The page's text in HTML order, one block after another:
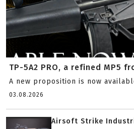
TP-5A2 PRO, a refined MP5
A new proposition is now
03.08.2026
Airsoft Strike